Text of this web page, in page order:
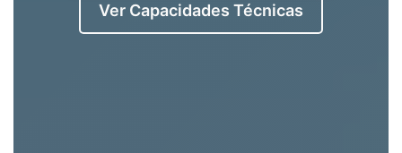
Ver Capacidades Técnicas